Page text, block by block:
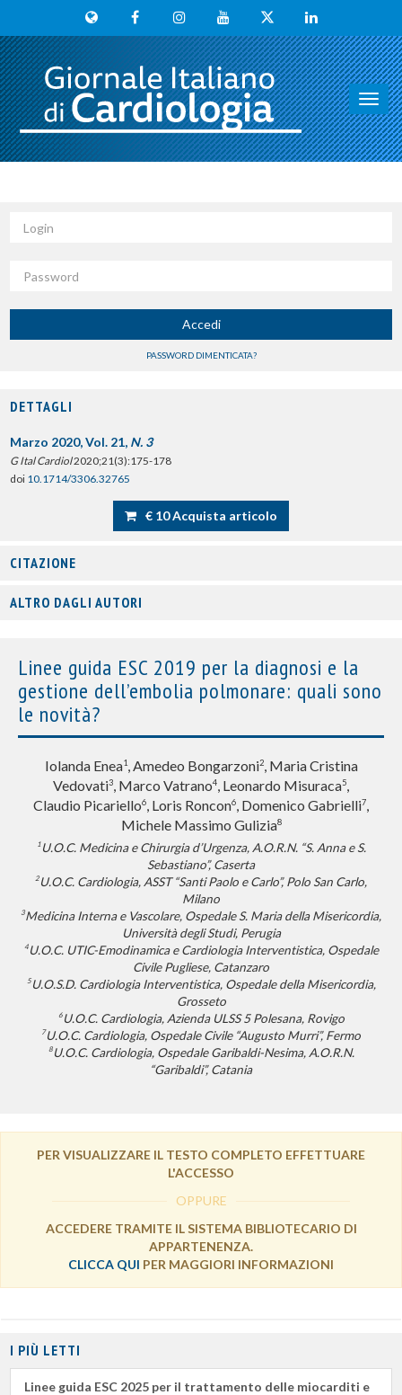
Accedi
PASSWORD DIMENTICATA?
DETTAGLI
Marzo 2020, Vol. 21, N. 3
G Ital Cardiol2020;21(3):175-178
doi 10.1714/3306.32765
€ 10 Acquista articolo
CITAZIONE
ALTRO DAGLI AUTORI
Linee guida ESC 2019 per la diagnosi e la
gestione dell’embolia polmonare: quali sono
le novità?
Iolanda Enea1, Amedeo Bongarzoni2, Maria Cristina
Vedovati3, Marco Vatrano4, Leonardo Misuraca5,
Claudio Picariello6, Loris Roncon6, Domenico Gabrielli7,
Michele Massimo Gulizia8
1U.O.C. Medicina e Chirurgia d’Urgenza, A.O.R.N. “S. Anna e S.
Sebastiano”, Caserta
2 U.O.C. Cardiologia, ASST “Santi Paolo e Carlo”, Polo San Carlo,
Milano
3Medicina Interna e Vascolare, Ospedale S. Maria della Misericordia,
Università degli Studi, Perugia
4U.O.C. UTIC-Emodinamica e Cardiologia Interventistica, Ospedale
Civile Pugliese, Catanzaro
5U.O.S.D. Cardiologia Interventistica, Ospedale della Misericordia,
Grosseto
6U.O.C. Cardiologia, Azienda ULSS 5 Polesana, Rovigo
7U.O.C. Cardiologia, Ospedale Civile “Augusto Murri”, Fermo
8U.O.C. Cardiologia, Ospedale Garibaldi-Nesima, A.O.R.N.
“Garibaldi”, Catania
PER VISUALIZZARE IL TESTO COMPLETO EFFETTUARE
L'ACCESSO
OPPURE
ACCEDERE TRAMITE IL SISTEMA BIBLIOTECARIO DI
APPARTENENZA.
CLICCA QUI PER MAGGIORI INFORMAZIONI
I PIÙ LETTI
Linee guida ESC 2025 per il trattamento delle miocarditi e